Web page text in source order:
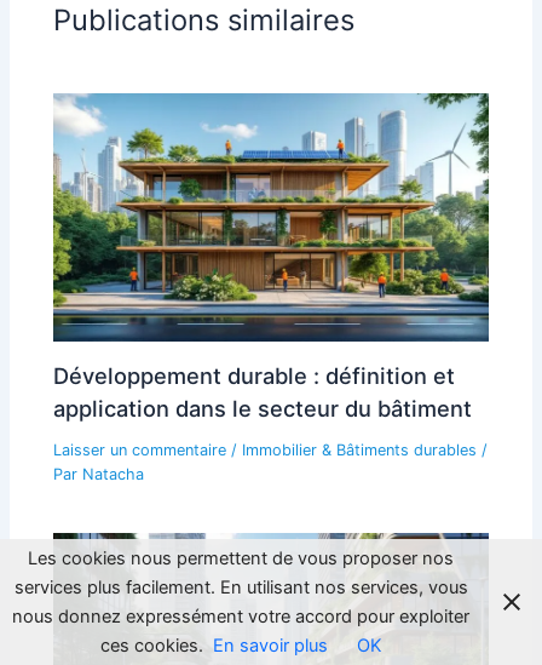
Publications similaires
Développement durable : définition et
application dans le secteur du bâtiment
Laisser un commentaire / Immobilier & Bâtiments durables /
Par Natacha
Les cookies nous permettent de vous proposer nos
services plus facilement. En utilisant nos services, vous
nous donnez expressément votre accord pour exploiter
ces cookies. En savoir plus OK